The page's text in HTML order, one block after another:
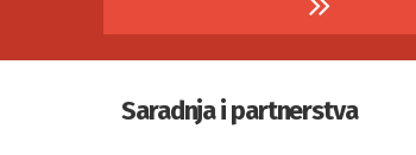
Saradnja i partnerstva